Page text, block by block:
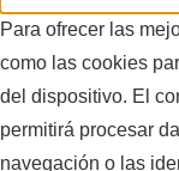
Para ofrecer las
como las cookies
del dispositivo. El
permitirá procesar
navegación o las